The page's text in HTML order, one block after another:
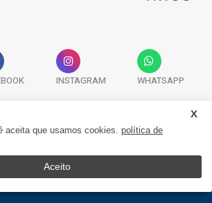
INSTAGRAM WHATSAPP
Fale Conosco Quem Somos
aceita que usamos cookies. política de
Aceito